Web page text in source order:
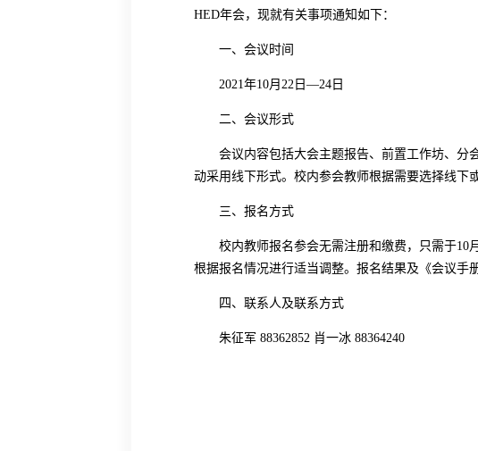
HED年会，现就有关事项通知如下：
一、会议时间
2021 年10月 22 日—24 日
二、会议形式
会议内容包括大会主题报告、前置工作坊、分
动采用线下形式。校内参会教师根据需要选择线下
三、报名方式
校内教师报名参会无需注册和缴费，只需于10月
根据报名情况进行适当调整。报名结果及《会议手
四、联系人及联系方式
朱征军 88362852 肖一冰 88364240